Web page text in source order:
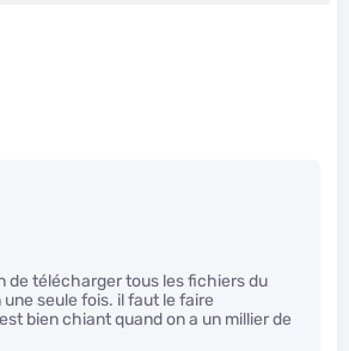
de télécharger tous les fichiers du
seule fois. il faut le faire
bien chiant quand on a un millier de